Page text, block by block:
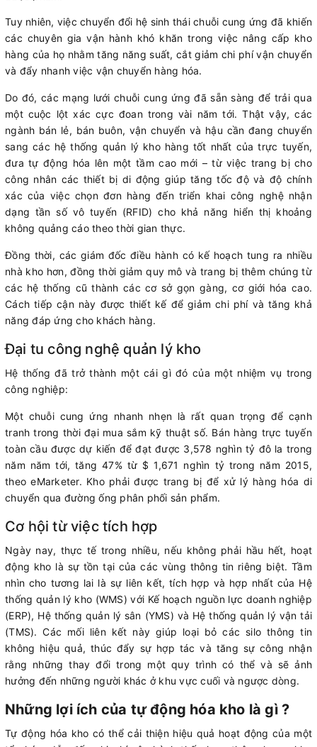
Tuy nhiên, việc chuyển đổi hệ sinh thái chuỗi cung ứng đã khiến
các chuyên gia vận hành khó khăn trong việc nâng cấp kho
hàng của họ nhằm tăng năng suất, cắt giảm chi phí vận chuyển
và đẩy nhanh việc vận chuyển hàng hóa.
Do đó, các mạng lưới chuỗi cung ứng đã sẵn sàng để trải qua
một cuộc lột xác cực đoan trong vài năm tới. Thật vậy, các
ngành bán lẻ, bán buôn, vận chuyển và hậu cần đang chuyển
sang các hệ thống quản lý kho hàng tốt nhất của trực tuyến,
đưa tự động hóa lên một tầm cao mới – từ việc trang bị cho
công nhân các thiết bị di động giúp tăng tốc độ và độ chính
xác của việc chọn đơn hàng đến triển khai công nghệ nhận
dạng tần số vô tuyến (RFID) cho khả năng hiển thị khoảng
không quảng cáo theo thời gian thực.
Đồng thời, các giám đốc điều hành có kế hoạch tung ra nhiều
nhà kho hơn, đồng thời giảm quy mô và trang bị thêm chúng từ
các hệ thống cũ thành các cơ sở gọn gàng, cơ giới hóa cao.
Cách tiếp cận này được thiết kế để giảm chi phí và tăng khả
năng đáp ứng cho khách hàng.
Đại tu công nghệ quản lý kho
Hệ thống đã trở thành một cái gì đó của một nhiệm vụ trong
công nghiệp:
Một chuỗi cung ứng nhanh nhẹn là rất quan trọng để cạnh
tranh trong thời đại mua sắm kỹ thuật số. Bán hàng trực tuyến
toàn cầu được dự kiến ​​để đạt được 3,578 nghìn tỷ đô la trong
năm năm tới, tăng 47% từ $ 1,671 nghìn tỷ trong năm 2015,
theo eMarketer. Kho phải được trang bị để xử lý hàng hóa di
chuyển qua đường ống phân phối sản phẩm.
Cơ hội từ việc tích hợp
Ngày nay, thực tế trong nhiều, nếu không phải hầu hết, hoạt
động kho là sự tồn tại của các vùng thông tin riêng biệt. Tầm
nhìn cho tương lai là sự liên kết, tích hợp và hợp nhất của Hệ
thống quản lý kho (WMS) với Kế hoạch nguồn lực doanh nghiệp
(ERP), Hệ thống quản lý sân (YMS) và Hệ thống quản lý vận tải
(TMS). Các mối liên kết này giúp loại bỏ các silo thông tin
không hiệu quả, thúc đẩy sự hợp tác và tăng sự công nhận
rằng những thay đổi trong một quy trình có thể và sẽ ảnh
hưởng đến những người khác ở khu vực cuối và ngược dòng.
Những lợi ích của tự động hóa kho là gì ?
Tự động hóa kho có thể cải thiện hiệu quả hoạt động của một